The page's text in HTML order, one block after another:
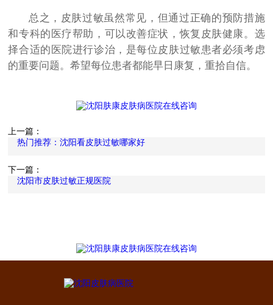
总之，皮肤过敏虽然常见，但通过正确的预防措施
和专科的医疗帮助，可以改善症状，恢复皮肤健康。选
择合适的医院进行诊治，是每位皮肤过敏患者必须考虑
的重要问题。希望每位患者都能早日康复，重拾自信。
上一篇：
热门推荐：沈阳看皮肤过敏哪家好
下一篇：
沈阳市皮肤过敏正规医院